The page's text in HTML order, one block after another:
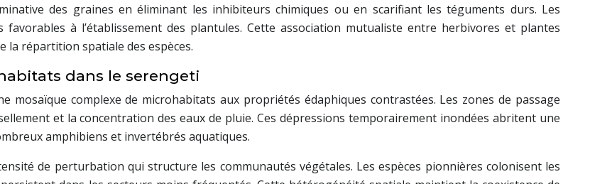
des graines en éliminant les inhibiteurs chimiques ou en scarifiant les téguments durs. Les
à l’établissement des plantules. Cette association mutualiste entre herbivores et plantes
la répartition spatiale des espèces.
dans le serengeti
mosaïque complexe de microhabitats aux propriétés édaphiques contrastées. Les zones de passage
et la concentration des eaux de pluie. Ces dépressions temporairement inondées abritent une
amphibiens et invertébrés aquatiques.
de perturbation qui structure les communautés végétales. Les espèces pionnières colonisent les